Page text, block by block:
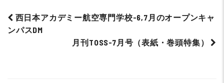
Post
西日本アカデミー航空専門学校-6,7月のオープンキャ
ンパスDM
月刊TOSS-7月号（表紙・巻頭特集）